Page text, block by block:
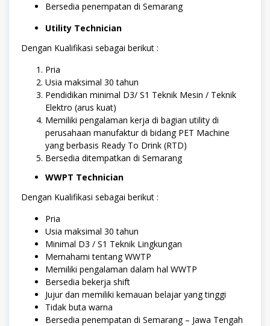
Bersedia penempatan di Semarang
Utility Technician
Dengan Kualifikasi sebagai berikut :
Pria
Usia maksimal 30 tahun
Pendidikan minimal D3/ S1 Teknik Mesin / Teknik
Elektro (arus kuat)
Memiliki pengalaman kerja di bagian utility di
perusahaan manufaktur di bidang PET Machine
yang berbasis Ready To Drink (RTD)
Bersedia ditempatkan di Semarang
WWPT Technician
Dengan Kualifikasi sebagai berikut :
Pria
Usia maksimal 30 tahun
Minimal D3 / S1 Teknik Lingkungan
Memahami tentang WWTP
Memiliki pengalaman dalam hal WWTP
Bersedia bekerja shift
Jujur dan memiliki kemauan belajar yang tinggi
Tidak buta warna
Bersedia penempatan di Semarang – Jawa Tengah